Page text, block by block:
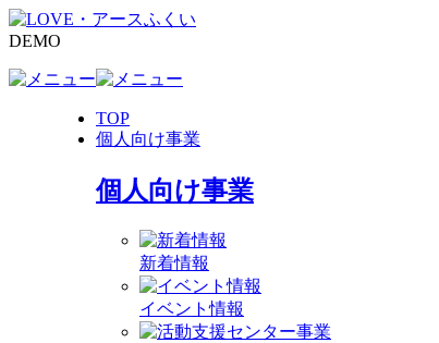
DEMO
TOP
個人向け事業
個人向け事業
新着情報
イベント情報